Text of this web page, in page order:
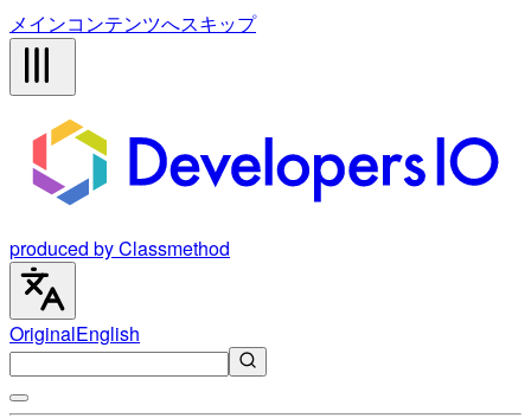
メインコンテンツへスキップ
produced by Classmethod
OriginalEnglish